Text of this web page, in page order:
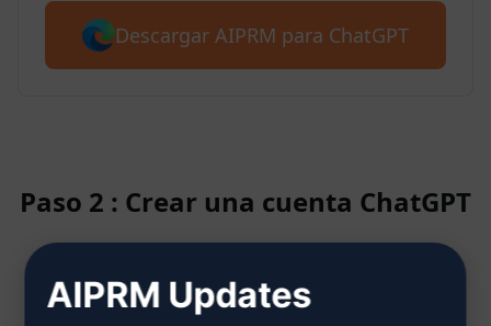
Descargar AIPRM para ChatGPT
Paso 2 : Crear una cuenta ChatGPT
Haga clic aquí para saber cómo
AIPRM Updates